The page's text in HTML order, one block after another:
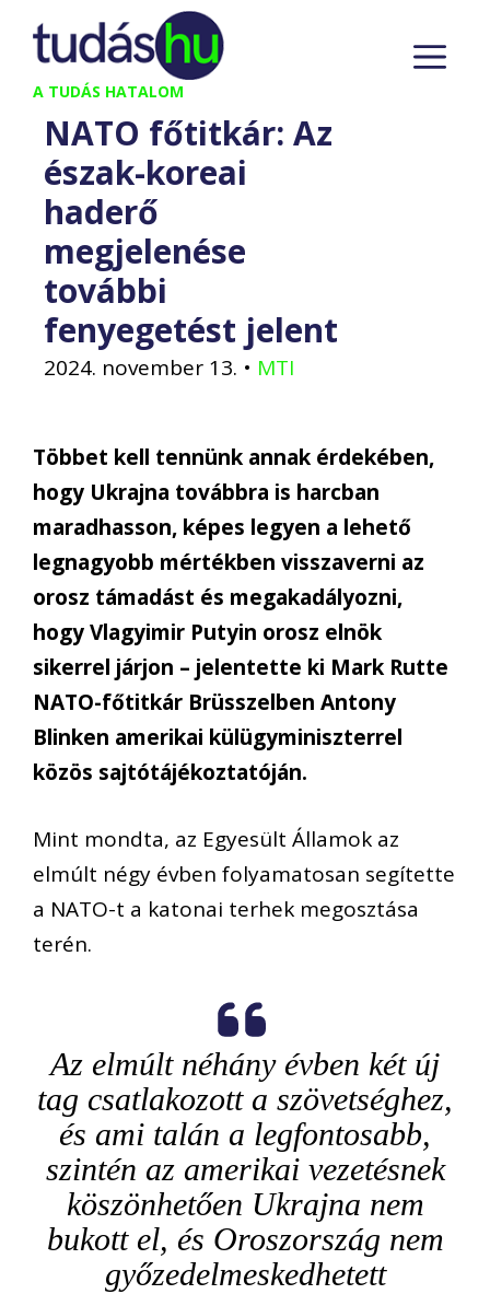
Kilépés
tartalomba
A TUDÁS HATALOM
NATO főtitkár: Az
észak-koreai
haderő
megjelenése
további
fenyegetést jelent
2024. november 13. • MTI
Többet kell tennünk annak érdekében,
hogy Ukrajna továbbra is harcban
maradhasson, képes legyen a lehető
legnagyobb mértékben visszaverni az
orosz támadást és megakadályozni,
hogy Vlagyimir Putyin orosz elnök
sikerrel járjon – jelentette ki Mark Rutte
NATO-főtitkár Brüsszelben Antony
Blinken amerikai külügyminiszterrel
közös sajtótájékoztatóján.
Mint mondta, az Egyesült Államok az
elmúlt négy évben folyamatosan segítette
a NATO-t a katonai terhek megosztása
terén.
Az elmúlt néhány évben két új
tag csatlakozott a szövetséghez,
és ami talán a legfontosabb,
szintén az amerikai vezetésnek
köszönhetően Ukrajna nem
bukott el, és Oroszország nem
győzedelmeskedhetett